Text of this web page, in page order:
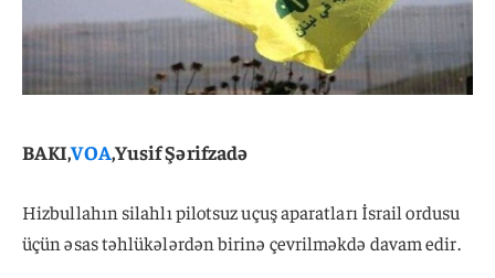
BAKI,VOA,Yusif Şərifzadə
Hizbullahın silahlı pilotsuz uçuş aparatları İsrail ordusu
üçün əsas təhlükələrdən birinə çevrilməkdə davam edir.